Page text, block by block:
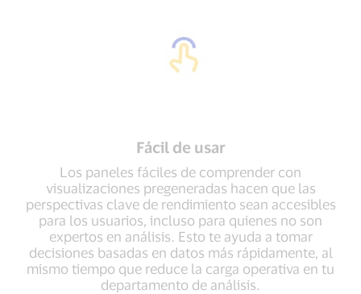
Fácil de usar
Los paneles fáciles de comprender con
visualizaciones pregeneradas hacen que las
perspectivas clave de rendimiento sean accesibles
para los usuarios, incluso para quienes no son
expertos en análisis. Esto te ayuda a tomar
decisiones basadas en datos más rápidamente, al
mismo tiempo que reduce la carga operativa en tu
departamento de análisis.